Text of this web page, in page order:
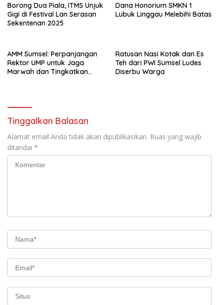
Borong Dua Piala, ITMS Unjuk
Gigi di Festival Lan Serasan
Sekentenan 2025
Dana Honorium SMKN 1
Lubuk Linggau Melebihi Batas
AMM Sumsel: Perpanjangan
Rektor UMP untuk Jaga
Marwah dan Tingkatkan
Ratusan Nasi Kotak dan Es
Teh dari PWI Sumsel Ludes
Diserbu Warga
Tinggalkan Balasan
Alamat email Anda tidak akan dipublikasikan. Ruas yang wajib
ditandai *